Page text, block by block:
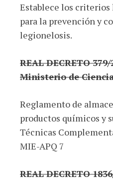
Establece los
para la prevención y
legionelosis.
REAL DECRETO
Ministerio de
Reglamento de
productos químicos y
Técnicas
MIE-APQ 7
REAL DECRETO